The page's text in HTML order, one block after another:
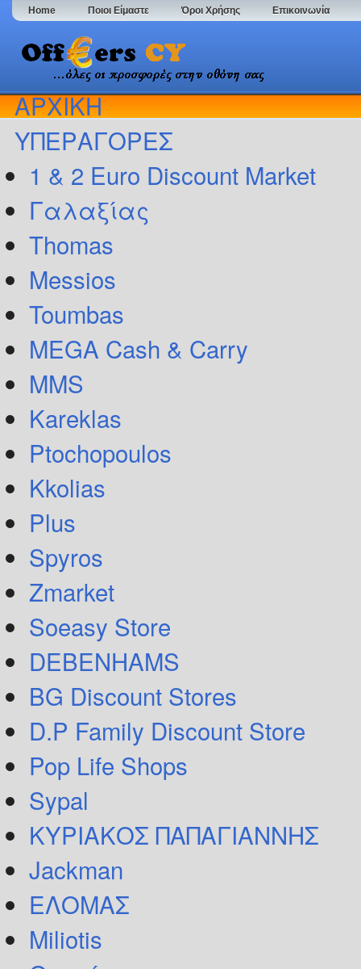
Home Ποιοι Είμαστε Όροι Χρήσης Επικοινωνία
ΑΡΧΙΚΗ
ΥΠΕΡΑΓΟΡΕΣ
1 & 2 Euro Discount Market
Γαλαξίας
Thomas
Messios
Toumbas
MEGA Cash & Carry
MMS
Kareklas
Ptochopoulos
Kkolias
Plus
Spyros
Zmarket
Soeasy Store
DEBENHAMS
BG Discount Stores
D.P Family Discount Store
Pop Life Shops
Sypal
ΚΥΡΙΑΚΟΣ ΠΑΠΑΓΙΑΝΝΗΣ
Jackman
ΕΛΟΜΑΣ
Miliotis